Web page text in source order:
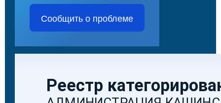
Сообщить о проблеме